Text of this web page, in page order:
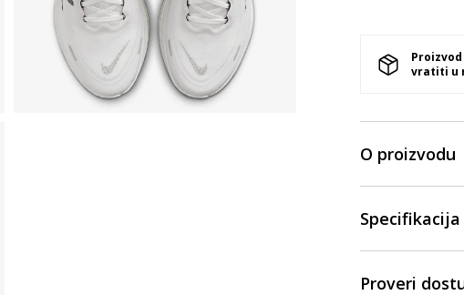
vratiti u
O proizvodu
Specifikacija
Proveri